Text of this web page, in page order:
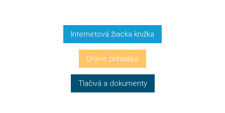
Internetová žiacka knižka
Online prihláška
Tlačivá a dokumenty